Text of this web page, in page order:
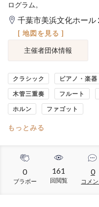
ログラム。
千葉市美浜文化ホー
[ 地図を見る ]
主催者団体情報
クラシック ピアノ・楽
木管三重奏 フルート
ホルン ファゴット
もっとみる
0
ブラボー
161
回閲覧
0
コメン